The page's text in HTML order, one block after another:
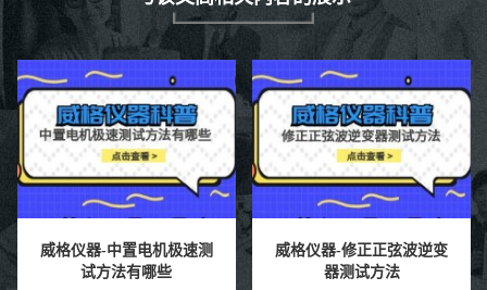
威格仪器-中置电机极速测
试方法有哪些
威格仪器-修正正弦波逆变
器测试方法